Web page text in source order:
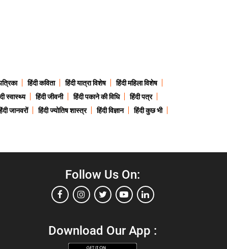
हिंदी कविता हिंदी यात्रा विशेष
हिंदी महिला विशेष
स्वास्थ्य हिंदी जीवनी हिंदी पकाने की विधि
हिंदी पत्र
जानवरों हिंदी ज्योतिष शास्त्र हिंदी विज्ञान
हिंदी कुछ भी
Follow Us On:
Download Our App :